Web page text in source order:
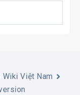
Wiki Việt Nam